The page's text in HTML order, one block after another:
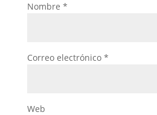
Nombre *
Correo electrónico *
Web